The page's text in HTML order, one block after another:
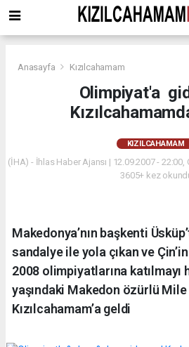
Anasayfa Kızılcahamam
Olimpiyat'a
KIZILCAHAMAM
(İHA) - İhlas Haber Ajansı | 12.09.2007 -
3605+ kez
Makedonya’nın başkenti
sandalye ile yola çıkan ve
2008 olimpiyatlarına katılmayı
yaşındaki Makedon özürlü
Kızılcahamam’a geldi